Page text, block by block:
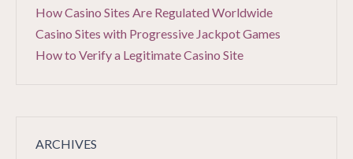
How Casino Sites Are Regulated Worldwide
Casino Sites with Progressive Jackpot Games
How to Verify a Legitimate Casino Site
ARCHIVES